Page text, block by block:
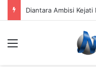
Diantara Ambisi
Menu